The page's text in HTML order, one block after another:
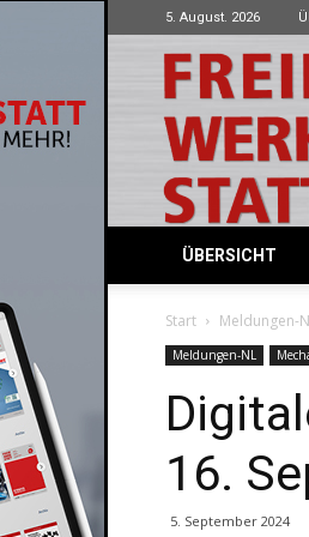
5. August. 2026
Freie
Werkstatt
ÜBERSICHT
Start Meldungen-
Meldungen-NL
16.
5. September 2024